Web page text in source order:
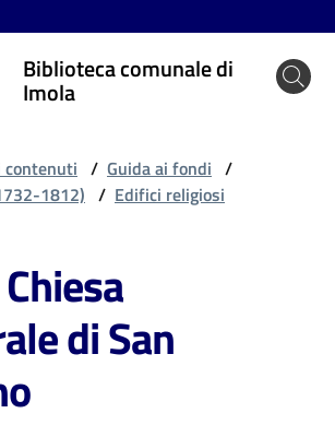
Biblioteca comunale di
Imola
contenuti / Guida ai fondi /
1812) / Edifici religiosi
di San